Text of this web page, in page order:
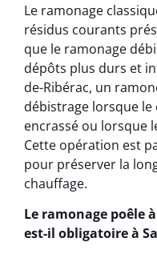
Le ramonage
résidus courants
que le ramonage
dépôts plus durs et
de-Ribérac, un
débistrage lorsque
encrassé ou lorsque
Cette opération est
pour préserver la
chauffage.
Le ramonage poêle
est-il obligatoire à